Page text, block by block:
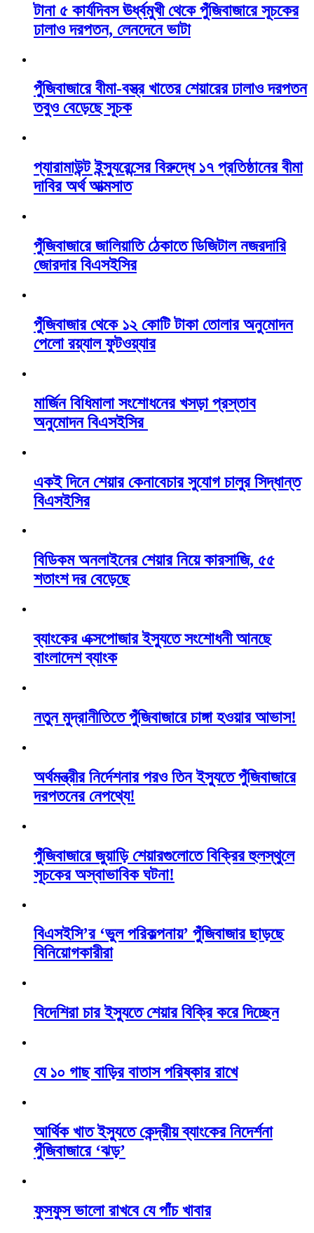
টানা ৫ কার্যদিবস ঊর্ধ্বমুখী থেকে পুঁজিবাজারে সূচকের
ঢালাও দরপতন, লেনদেনে ভাটা
পুঁজিবাজারে বীমা-বস্ত্র খাতের শেয়ারের ঢালাও দরপতন
তবুও বেড়েছে সূচক
প্যারামাউন্ট ইন্স্যুরেন্সের বিরুদ্ধে ১৭ প্রতিষ্ঠানের বীমা
দাবির অর্থ আত্মসাত
পুঁজিবাজারে জালিয়াতি ঠেকাতে ডিজিটাল নজরদারি
জোরদার বিএসইসির
পুঁজিবাজার থেকে ১২ কোটি টাকা তোলার অনুমোদন
পেলো রয়্যাল ফুটওয়্যার
মার্জিন বিধিমালা সংশোধনের খসড়া প্রস্তাব
অনুমোদন বিএসইসির
একই দিনে শেয়ার কেনাবেচার সুযোগ চালুর সিদ্ধান্ত
বিএসইসির
বিডিকম অনলাইনের শেয়ার নিয়ে কারসাজি, ৫৫
শতাংশ দর বেড়েছে
ব্যাংকের এক্সপোজার ইস্যুতে সংশোধনী আনছে
বাংলাদেশ ব্যাংক
নতুন মুদ্রানীতিতে পুঁজিবাজারে চাঙ্গা হওয়ার আভাস!
অর্থমন্ত্রীর নির্দেশনার পরও তিন ইস্যুতে পুঁজিবাজারে
দরপতনের নেপথ্যে!
পুঁজিবাজারে জুয়াড়ি শেয়ারগুলোতে বিক্রির হুলস্থুলে
সূচকের অস্বাভাবিক ঘটনা!
বিএসইসি’র ‘ভুল পরিকল্পনায়’ পুঁজিবাজার ছাড়ছে
বিনিয়োগকারীরা
বিদেশিরা চার ইস্যুতে শেয়ার বিক্রি করে দিচ্ছেন
যে ১০ গাছ বাড়ির বাতাস পরিষ্কার রাখে
আর্থিক খাত ইস্যুতে কেন্দ্রীয় ব্যাংকের নিদের্শনা
পুঁজিবাজারে ‘ঝড়’
ফুসফুস ভালো রাখবে যে পাঁচ খাবার